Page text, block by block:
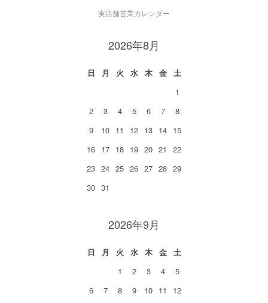
実店舗営業カレンダー
2026年8月
日 月 火 水 木 金
土
1
2
3 4 5 6 7
8
9
10 11 12 13 14 15
16 17 18 19 20 21
22
23 24 25 26 27 28 29
30 31
2026年9月
日 月 火 水 木 金
土
1
2 3 4
5
6
7 8 9 10 11
12